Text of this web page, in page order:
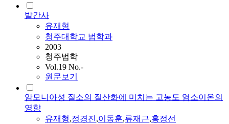
발간사
유재형
청주대학교 법학과
2003
청주법학
Vol.19 No.-
원문보기
암모니아성 질소의 질산화에 미치는 고농도 염소이온의
영향
유재형,정경진,이동훈,류재근,홍정선